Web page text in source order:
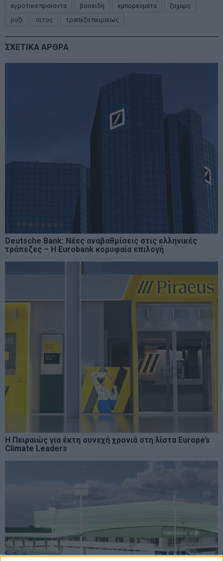
αγροτικα προιοντα βοοειδη εμπορευματα
ζαχαρη
ρυζι
σιτος τραπεζα πειραιως
ΣΧΕΤΙΚΑ ΑΡΘΡΑ
Deutsche Bank: Νέες αναβαθμίσεις στις ελληνικές
τράπεζες – Η Eurobank κορυφαία επιλογή
H Πειραιώς για έκτη συνεχή χρονιά στη λίστα Europe’s
Climate Leaders